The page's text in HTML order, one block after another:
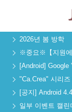
2026년 봄 방학
※중요※【지원에
[Android] Google
"Ca.Crea" 시리
[공지] Android
일부 이벤트 캘